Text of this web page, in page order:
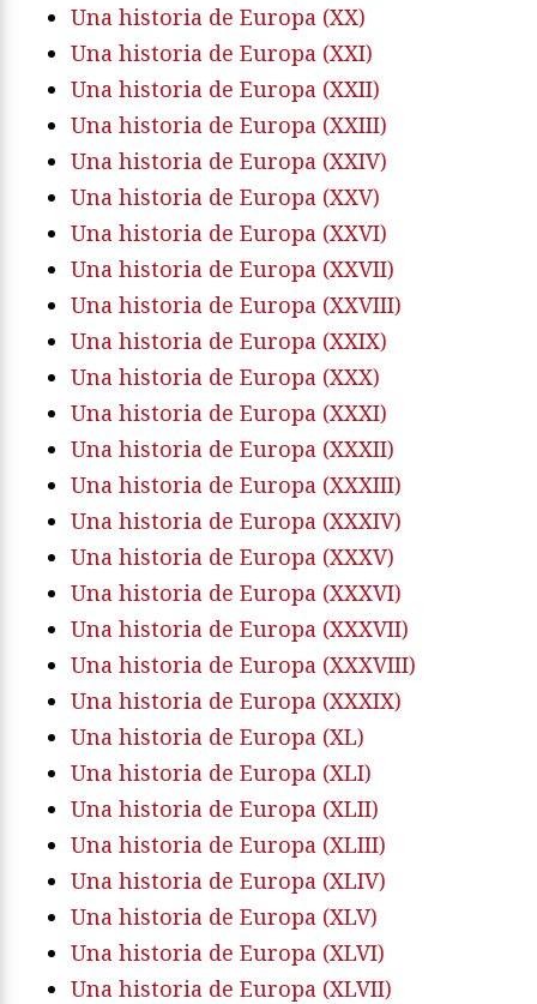
Una historia de Europa (XX)
Una historia de Europa (XXI)
Una historia de Europa (XXII)
Una historia de Europa (XXIII)
Una historia de Europa (XXIV)
Una historia de Europa (XXV)
Una historia de Europa (XXVI)
Una historia de Europa (XXVII)
Una historia de Europa (XXVIII)
Una historia de Europa (XXIX)
Una historia de Europa (XXX)
Una historia de Europa (XXXI)
Una historia de Europa (XXXII)
Una historia de Europa (XXXIII)
Una historia de Europa (XXXIV)
Una historia de Europa (XXXV)
Una historia de Europa (XXXVI)
Una historia de Europa (XXXVII)
Una historia de Europa (XXXVIII)
Una historia de Europa (XXXIX)
Una historia de Europa (XL)
Una historia de Europa (XLI)
Una historia de Europa (XLII)
Una historia de Europa (XLIII)
Una historia de Europa (XLIV)
Una historia de Europa (XLV)
Una historia de Europa (XLVI)
Una historia de Europa (XLVII)